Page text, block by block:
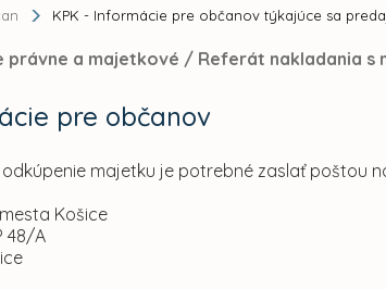
KPK - Informácie pre občanov týkajúce sa
právne a majetkové / Referát nakladania s
pre občanov
majetku je potrebné zaslať poštou
Košice
48/A